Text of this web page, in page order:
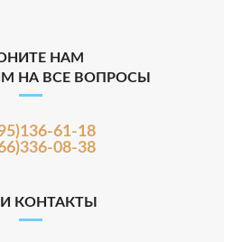
НАМ
НА ВСЕ ВОПРОСЫ
61-18
08-38
КОНТАКТЫ